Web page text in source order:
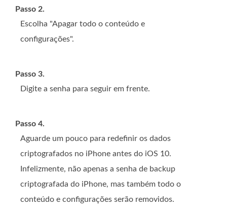
Passo 2.
Escolha "Apagar todo o conteúdo e
configurações".
Passo 3.
Digite a senha para seguir em frente.
Passo 4.
Aguarde um pouco para redefinir os dados
criptografados no iPhone antes do iOS 10.
Infelizmente, não apenas a senha de backup
criptografada do iPhone, mas também todo o
conteúdo e configurações serão removidos.